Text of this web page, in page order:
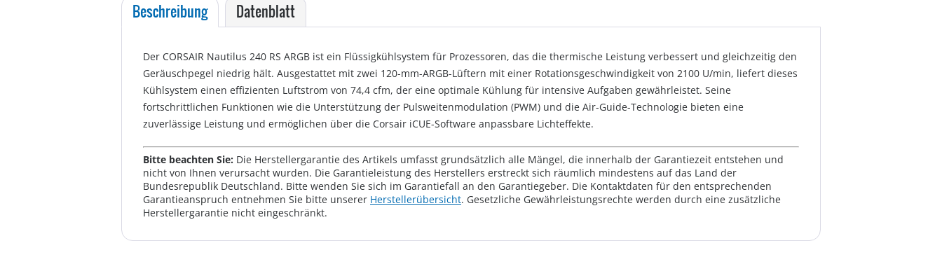
Beschreibung Datenblatt
Der CORSAIR Nautilus 240 RS ARGB ist ein Flüssigkühlsystem für Prozessoren, das die thermische Leistung verbessert und gleichzeitig den
Geräuschpegel niedrig hält. Ausgestattet mit zwei 120-mm-ARGB-Lüftern mit einer Rotationsgeschwindigkeit von 2100 U/min, liefert dieses
Kühlsystem einen effizienten Luftstrom von 74,4 cfm, der eine optimale Kühlung für intensive Aufgaben gewährleistet. Seine
fortschrittlichen Funktionen wie die Unterstützung der Pulsweitenmodulation (PWM) und die Air-Guide-Technologie bieten eine
zuverlässige Leistung und ermöglichen über die Corsair iCUE-Software anpassbare Lichteffekte.
Bitte beachten Sie: Die Herstellergarantie des Artikels umfasst grundsätzlich alle Mängel, die innerhalb der Garantiezeit entstehen und
nicht von Ihnen verursacht wurden. Die Garantieleistung des Herstellers erstreckt sich räumlich mindestens auf das Land der
Bundesrepublik Deutschland. Bitte wenden Sie sich im Garantiefall an den Garantiegeber. Die Kontaktdaten für den entsprechenden
Garantieanspruch entnehmen Sie bitte unserer Herstellerübersicht. Gesetzliche Gewährleistungsrechte werden durch eine zusätzliche
Herstellergarantie nicht eingeschränkt.